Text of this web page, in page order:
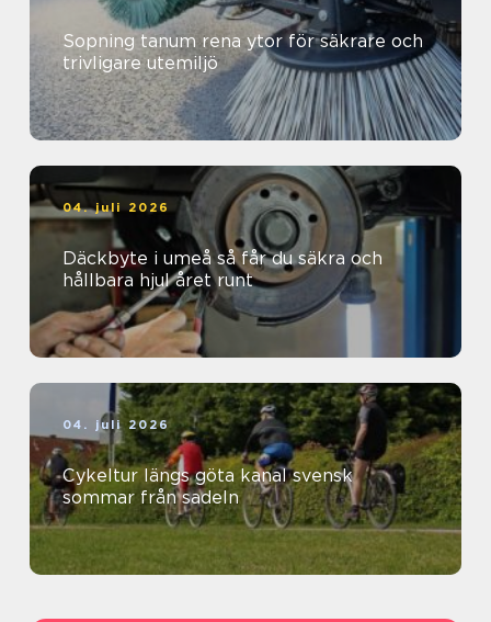
Sopning tanum rena ytor för säkrare och
trivligare utemiljö
04. juli 2026
Däckbyte i umeå så får du säkra och
hållbara hjul året runt
04. juli 2026
Cykeltur längs göta kanal svensk
sommar från sadeln